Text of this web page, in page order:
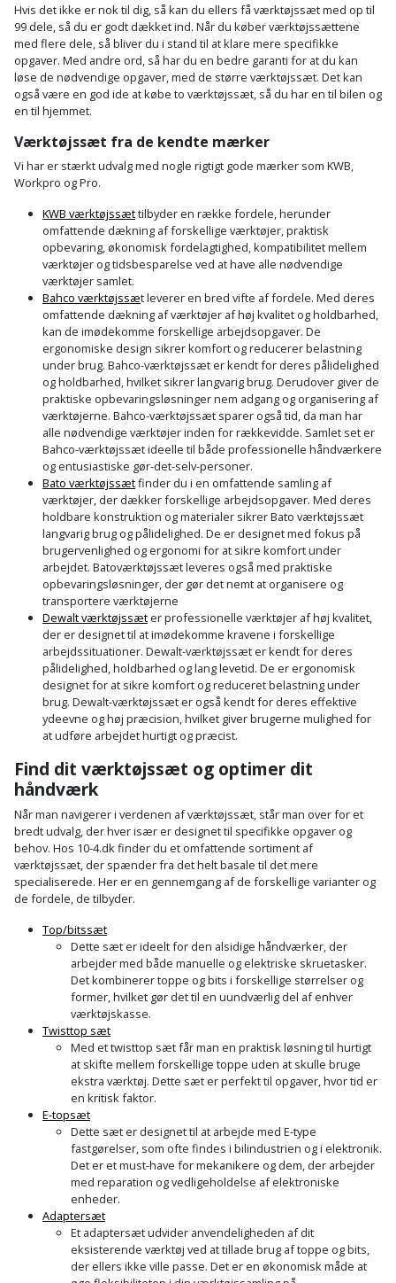
Værktøjssæt
Vaterpas
Slagnøgletilbehør
Slagskruetrækker
Slibemaskine
Sømpistol
Sømpistoltilbehør
Spånsuger
Stiftepistol
Stiksav
Stiksavsklinge
Støvblæser
Støvsugertilbehør
Svejseværk
svejsemaskine
Tagpladeværktøj
Trekantsliber
Trekantslibertilbehør
Vægscanner
Varmekanon
Varmepistol
Vinkelsliber
Vinkelslibertilbehør
Udebruser
afskærmning
Varme
Varmepumpeskjuler
Velux
gardin
Hvis det ikke er nok til dig, så kan du ellers få værktøjssæt med op til
99 dele, så du er godt dækket ind. Når du køber værktøjssættene
med flere dele, så bliver du i stand til at klare mere specifikke
opgaver. Med andre ord, så har du en bedre garanti for at du kan
løse de nødvendige opgaver, med de større værktøjssæt. Det kan
også være en god ide at købe to værktøjssæt, så du har en til bilen og
en til hjemmet.
Værktøjssæt fra de kendte mærker
Vi har er stærkt udvalg med nogle rigtigt gode mærker som KWB,
Workpro og Pro.
KWB værktøjssættilbyder en række fordele, herunder
omfattende dækning af forskellige værktøjer, praktisk
opbevaring, økonomisk fordelagtighed, kompatibilitet mellem
værktøjer og tidsbesparelse ved at have alle nødvendige
værktøjer samlet.
Bahco værktøjssæt leverer en bred vifte af fordele. Med deres
omfattende dækning af værktøjer af høj kvalitet og holdbarhed,
kan de imødekomme forskellige arbejdsopgaver. De
ergonomiske design sikrer komfort og reducerer belastning
under brug. Bahco-værktøjssæt er kendt for deres pålidelighed
og holdbarhed, hvilket sikrer langvarig brug. Derudover giver de
praktiske opbevaringsløsninger nem adgang og organisering af
værktøjerne. Bahco-værktøjssæt sparer også tid, da man har
alle nødvendige værktøjer inden for rækkevidde. Samlet set er
Bahco-værktøjssæt ideelle til både professionelle håndværkere
og entusiastiske gør-det-selv-personer.
Bato værktøjssætfinder du i en omfattende samling af
værktøjer, der dækker forskellige arbejdsopgaver. Med deres
holdbare konstruktion og materialer sikrer Bato værktøjssæt
langvarig brug og pålidelighed. De er designet med fokus på
brugervenlighed og ergonomi for at sikre komfort under
arbejdet. Batoværktøjssæt leveres også med praktiske
opbevaringsløsninger, der gør det nemt at organisere og
transportere værktøjerne
Dewalt værktøjssæt er professionelle værktøjer af høj kvalitet,
der er designet til at imødekomme kravene i forskellige
arbejdssituationer. Dewalt-værktøjssæt er kendt for deres
pålidelighed, holdbarhed og lang levetid. De er ergonomisk
designet for at sikre komfort og reduceret belastning under
brug. Dewalt-værktøjssæt er også kendt for deres effektive
ydeevne og høj præcision, hvilket giver brugerne mulighed for
at udføre arbejdet hurtigt og præcist.
Find dit værktøjssæt og optimer dit
håndværk
Når man navigerer i verdenen af værktøjssæt, står man over for et
bredt udvalg, der hver især er designet til specifikke opgaver og
behov. Hos 10-4.dk finder du et omfattende sortiment af
værktøjssæt, der spænder fra det helt basale til det mere
specialiserede. Her er en gennemgang af de forskellige varianter og
de fordele, de tilbyder.
Top/bitssæt
Dette sæt er ideelt for den alsidige håndværker, der
arbejder med både manuelle og elektriske skruetasker.
Det kombinerer toppe og bits i forskellige størrelser og
former, hvilket gør det til en uundværlig del af enhver
værktøjskasse.
Twisttop sæt
Med et twisttop sæt får man en praktisk løsning til hurtigt
at skifte mellem forskellige toppe uden at skulle bruge
ekstra værktøj. Dette sæt er perfekt til opgaver, hvor tid er
en kritisk faktor.
E-topsæt
Dette sæt er designet til at arbejde med E-type
fastgørelser, som ofte findes i bilindustrien og i elektronik.
Det er et must-have for mekanikere og dem, der arbejder
med reparation og vedligeholdelse af elektroniske
enheder.
Adaptersæt
Et adaptersæt udvider anvendeligheden af dit
eksisterende værktøj ved at tillade brug af toppe og bits,
der ellers ikke ville passe. Det er en økonomisk måde at